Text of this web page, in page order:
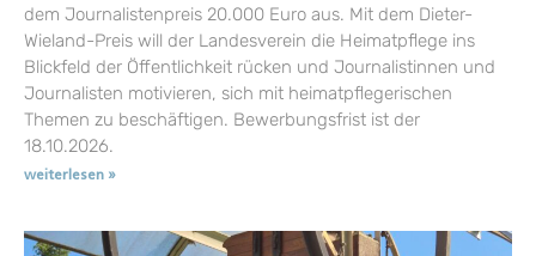
dem Journalistenpreis 20.000 Euro aus. Mit dem Dieter-
Wieland-Preis will der Landesverein die Heimatpflege ins
Blickfeld der Öffentlichkeit rücken und Journalistinnen und
Journalisten motivieren, sich mit heimatpflegerischen
Themen zu beschäftigen. Bewerbungsfrist ist der
18.10.2026.
weiterlesen »